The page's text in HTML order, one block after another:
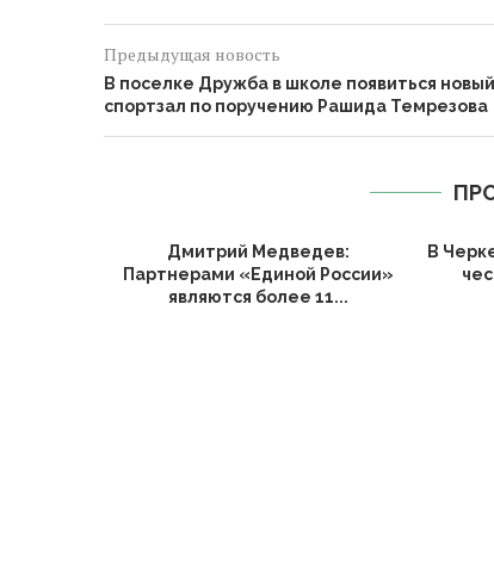
Предыдущая новость
В поселке Дружба в школе появиться новый
спортзал по поручению Рашида Темрезова
Дмитрий Медведев:
Партнерами «Единой России»
являются более 11...
В